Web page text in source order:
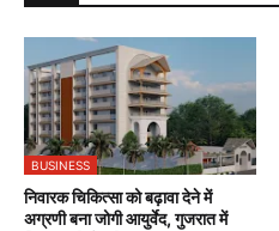
BUSINESS
निवारक चिकित्सा को बढ़ावा देने में
अग्रणी बना जोगी आयुर्वेद, गुजरात में